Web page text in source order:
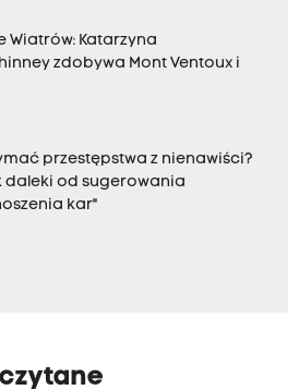
Wiatrów: Katarzyna
zdobywa Mont Ventoux i
przestępstwa z nienawiści?
daleki od sugerowania
kar"